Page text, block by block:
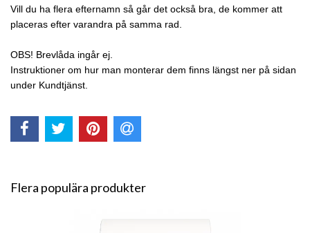
Vill du ha flera efternamn så går det också bra, de kommer att
placeras efter varandra på samma rad.
OBS! Brevlåda ingår ej.
Instruktioner om hur man monterar dem finns längst ner på sidan
under Kundtjänst.
Flera populära produkter